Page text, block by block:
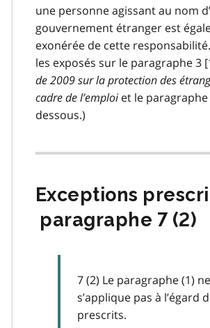
une personne agissant au nom
gouvernement étranger est
exonérée de cette
les exposés sur le paragraphe 3
de 2009 sur la protection des
cadre de l’emploiet le paragraphe
dessous.)
Exceptions
paragraphe 7 (2)
7 (2) Le paragraphe (1) ne
s’applique pas à l’égard
prescrits.